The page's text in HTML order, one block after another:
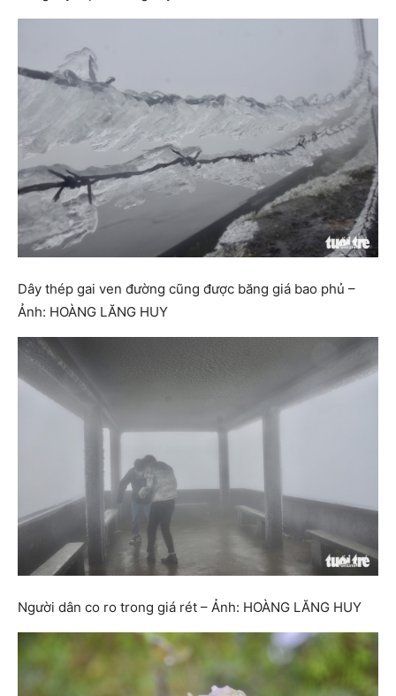
Dây thép gai ven đường cũng được băng giá bao phủ –
Ảnh: HOÀNG LĂNG HUY
Người dân co ro trong giá rét – Ảnh: HOÀNG LĂNG HUY